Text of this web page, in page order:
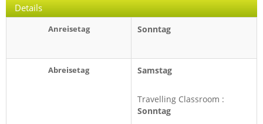
Details
Anreisetag Sonntag
Abreisetag Samstag
Travelling Classroom :
Sonntag